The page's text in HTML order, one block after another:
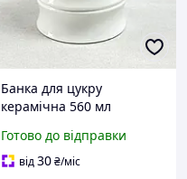
Банка для цукру
керамічна 560 мл
PJ03762-M1
Готово до відправки
від30₴/міс